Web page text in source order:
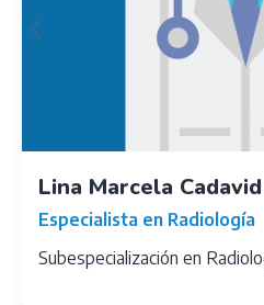
Lina Marcela
Especialista en Radiología
Subespecialización en